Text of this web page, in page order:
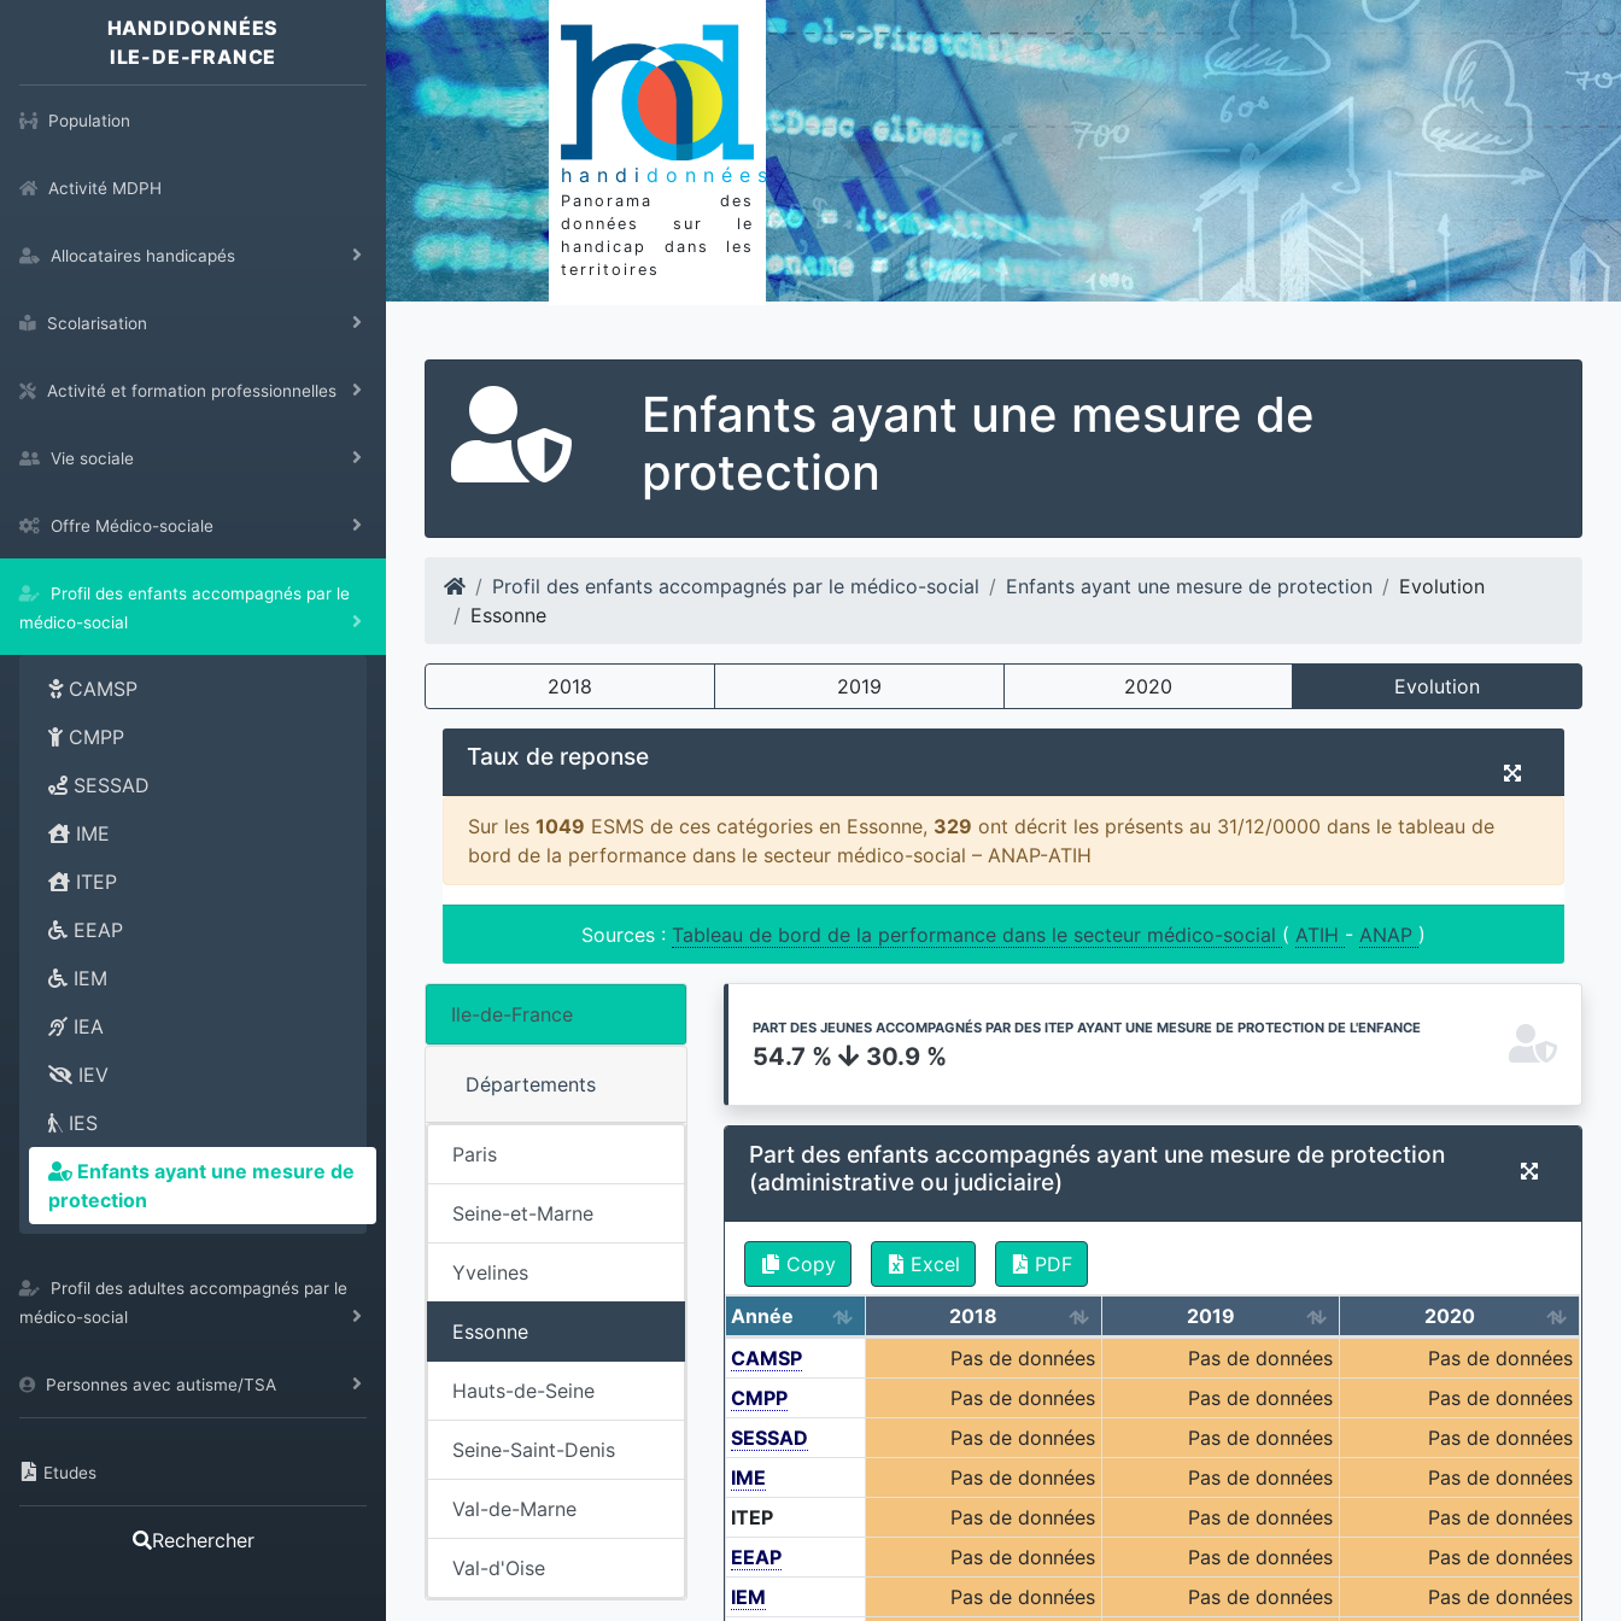
HANDIDONNÉES
ILE-DE-FRANCE
Population
Activité MDPH
Allocataires handicapés
Scolarisation
Activité et formation professionnelles
Vie sociale
Offre Médico-sociale
Profil des enfants accompagnés par le
médico-social
CAMSP
CMPP
SESSAD
IME
ITEP
EEAP
IEM
IEA
IEV
IES
Enfants ayant une mesure de
protection
Profil des adultes accompagnés par le
médico-social
Personnes avec autisme/TSA
Etudes
Rechercher
handi données
Panorama des
données sur le
handicap dans les
territoires
Enfants ayant une mesure de
protection
Profil des enfants accompagnés par le médico-social Enfants ayant une mesure de protection
Evolution
Essonne
2018 2019 2020 Evolution
Taux de reponse
Sur les 1049 ESMS de ces catégories en Essonne, 329 ont décrit les présents au 31/12/0000 dans le tableau de
bord de la performance dans le secteur médico-social – ANAP-ATIH
Sources : Tableau de bord de la performance dans le secteur médico-social ( ATIH - ANAP )
Ile-de-France
Départements
Paris
Seine-et-Marne
Yvelines
Essonne
Hauts-de-Seine
Seine-Saint-Denis
Val-de-Marne
Val-d'Oise
PART DES JEUNES ACCOMPAGNÉS PAR DES ITEP AYANT UNE MESURE DE PROTECTION DE L'ENFANCE
54.7 % 30.9 %
Part des enfants accompagnés ayant une mesure de protection
(administrative ou judiciaire)
Copy Excel PDF
Année 2018 2019
2020
CAMSP
Pas de données Pas de données
Pas de données
CMPP
Pas de données Pas de données
Pas de données
SESSAD
Pas de données Pas de données
Pas de données
IME
Pas de données Pas de données
Pas de données
ITEP
Pas de données Pas de données
Pas de données
EEAP
Pas de données Pas de données
Pas de données
IEM
Pas de données Pas de données Pas de données